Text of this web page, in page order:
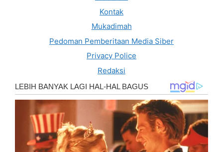
Kontak
Mukadimah
Pedoman Pemberitaan Media Siber
Privacy Police
Redaksi